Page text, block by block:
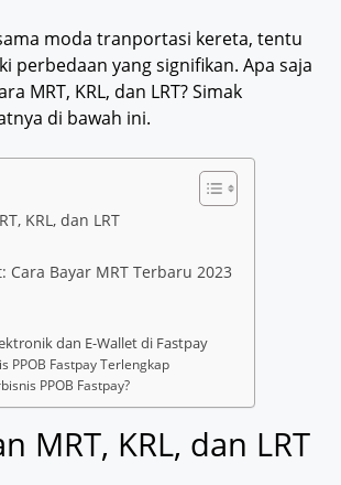
moda tranportasi kereta, tentu
perbedaan yang signifikan. Apa saja
MRT, KRL, dan LRT? Simak
di bawah ini.
KRL, dan LRT
Cara Bayar MRT Terbaru 2023
dan E-Wallet di Fastpay
PPOB Fastpay Terlengkap
PPOB Fastpay?
MRT, KRL, dan LRT